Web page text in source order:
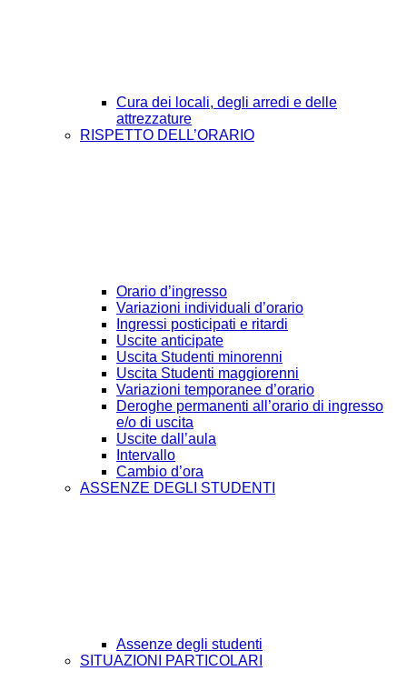
Cura dei locali, degli arredi e delle
attrezzature
RISPETTO DELL’ORARIO
Orario d’ingresso
Variazioni individuali d’orario
Ingressi posticipati e ritardi
Uscite anticipate
Uscita Studenti minorenni
Uscita Studenti maggiorenni
Variazioni temporanee d’orario
Deroghe permanenti all’orario di ingresso
e/o di uscita
Uscite dall’aula
Intervallo
Cambio d’ora
ASSENZE DEGLI STUDENTI
Assenze degli studenti
SITUAZIONI PARTICOLARI